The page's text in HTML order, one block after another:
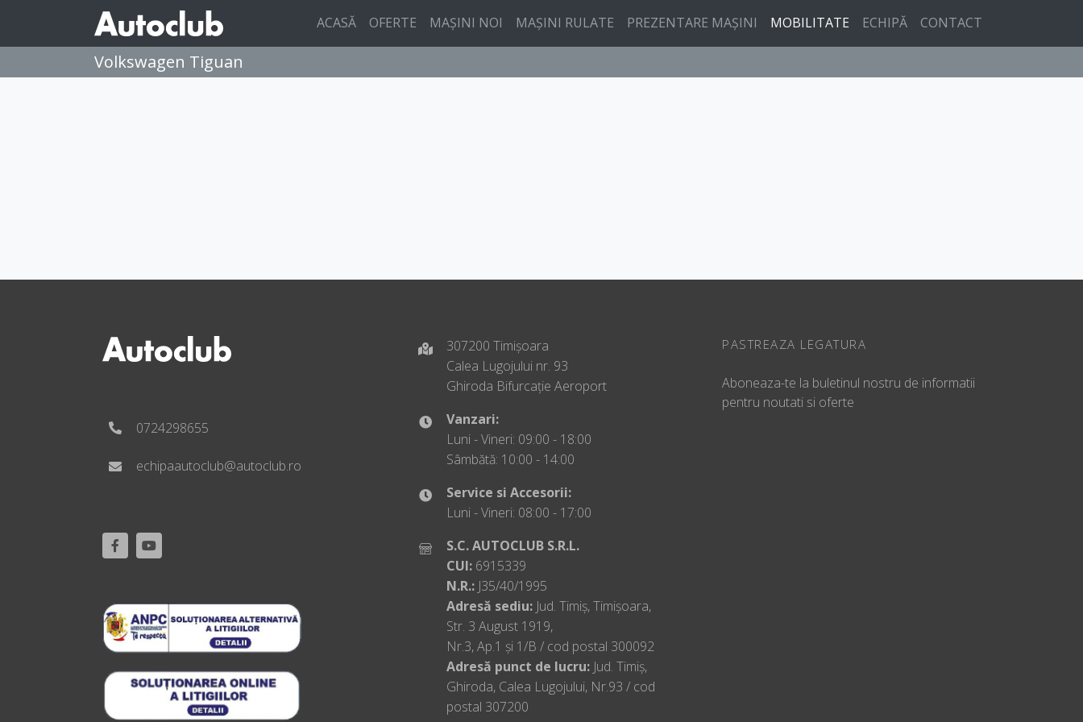
ACASĂ OFERTE MAȘINI NOI MAȘINI RULATE PREZENTARE MAȘINI MOBILITATE ECHIPĂ CONTACT
Volkswagen Tiguan
0724298655
echipaautoclub@autoclub.ro
307200 Timișoara
Calea Lugojului nr. 93
Ghiroda Bifurcație Aeroport
Vanzari:
Luni - Vineri: 09:00 - 18:00
Sâmbătă: 10:00 - 14:00
Service si Accesorii:
Luni - Vineri: 08:00 - 17:00
S.C. AUTOCLUB S.R.L.
CUI:6915339
N.R.:J35/40/1995
Adresă sediu:Jud. Timiș, Timișoara,
Str. 3 August 1919,
Nr.3, Ap.1 și 1/B / cod postal 300092
Adresă punct de lucru:Jud. Timiș,
Ghiroda, Calea Lugojului, Nr.93 / cod
postal 307200
PASTREAZA LEGATURA
Aboneaza-te la buletinul nostru de informatii
pentru noutati si oferte